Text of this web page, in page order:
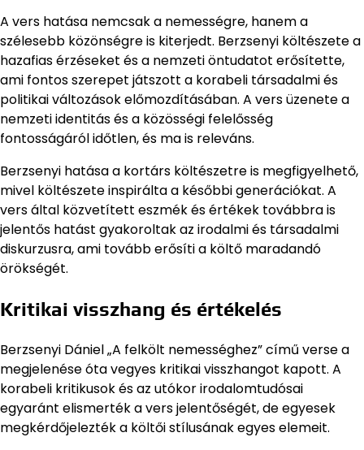
A vers hatása nemcsak a nemességre, hanem a
szélesebb közönségre is kiterjedt. Berzsenyi költészete a
hazafias érzéseket és a nemzeti öntudatot erősítette,
ami fontos szerepet játszott a korabeli társadalmi és
politikai változások előmozdításában. A vers üzenete a
nemzeti identitás és a közösségi felelősség
fontosságáról időtlen, és ma is releváns.
Berzsenyi hatása a kortárs költészetre is megfigyelhető,
mivel költészete inspirálta a későbbi generációkat. A
vers által közvetített eszmék és értékek továbbra is
jelentős hatást gyakoroltak az irodalmi és társadalmi
diskurzusra, ami tovább erősíti a költő maradandó
örökségét.
Kritikai visszhang és értékelés
Berzsenyi Dániel „A felkölt nemességhez” című verse a
megjelenése óta vegyes kritikai visszhangot kapott. A
korabeli kritikusok és az utókor irodalomtudósai
egyaránt elismerték a vers jelentőségét, de egyesek
megkérdőjelezték a költői stílusának egyes elemeit.